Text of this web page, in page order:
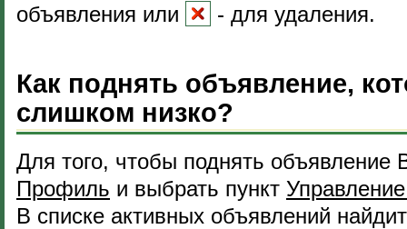
объявления или
- для удаления.
Как поднять объявление,
слишком низко?
Для того, чтобы поднять объявление
Профиль и выбрать пункт
В списке активных объявлений